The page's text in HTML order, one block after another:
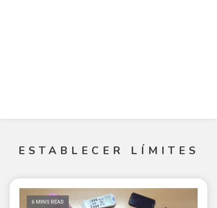
ESTABLECER LÍMITES
6 MINS READ